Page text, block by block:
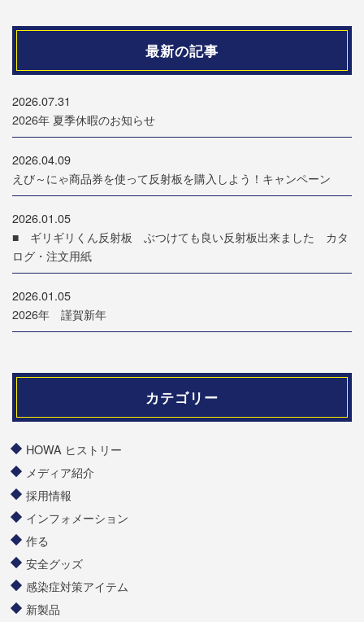
最新の記事
2026.07.31
2026年 夏季休暇のお知らせ
2026.04.09
えび～にゃ商品券を使って反射板を購入しよう！キャンペーン
2026.01.05
■ ギリギリくん反射板 ぶつけても良い反射板出来ました カタ
ログ・注文用紙
2026.01.05
2026年 謹賀新年
カテゴリー
HOWA ヒストリー
メディア紹介
採用情報
インフォメーション
作る
安全グッズ
感染症対策アイテム
新製品